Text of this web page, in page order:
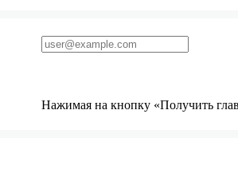
Нажимая на кнопку «Получить